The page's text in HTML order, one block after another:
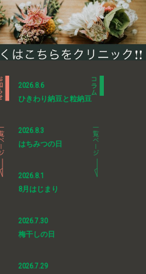
2026.8.6
ひきわり納豆と粒納豆
2026.8.3
はちみつの日
2026.8.1
8月はじまり
2026.7.30
梅干しの日
2026.7.29